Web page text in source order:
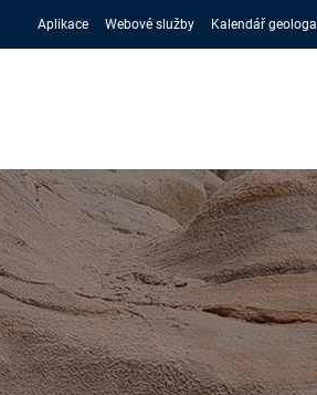
Aplikace Webové služby Kalendář geologa